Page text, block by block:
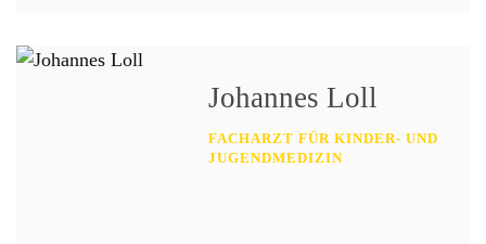
Johannes Loll
FACHARZT FÜR KINDER- UND
JUGENDMEDIZIN